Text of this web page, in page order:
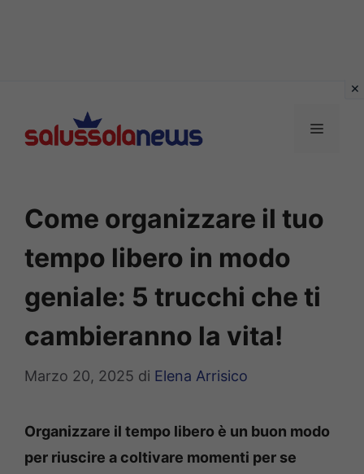
contenuto
MENU
Come organizzare il tuo
tempo libero in modo
geniale: 5 trucchi che ti
cambieranno la vita!
Marzo 20, 2025 di Elena Arrisico
Organizzare il tempo libero è un buon modo
per riuscire a coltivare momenti per se